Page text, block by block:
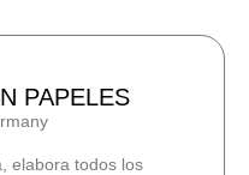
PAPELES
elabora todos los